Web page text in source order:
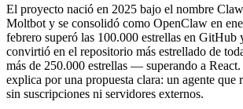
El proyecto nació en 2025 bajo el nombre
Moltbot y se consolidó como OpenClaw en
febrero superó las 100.000 estrellas en GitHub
convirtió en el repositorio más estrellado de
más de 250.000 estrellas — superando a
explica por una propuesta clara: un agente que
sin suscripciones ni servidores externos.